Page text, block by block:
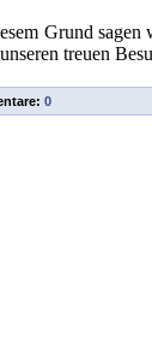
Grund
treuen
0